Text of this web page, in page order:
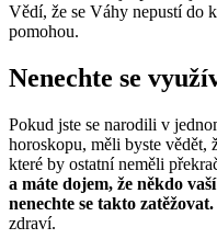
Vědí, že se Váhy nepustí do
pomohou.
Nenechte se
Pokud jste se narodili v
horoskopu, měli byste vědět,
které by ostatní neměli
a máte dojem, že někdo
nenechte se takto zatěžovat.
zdraví.